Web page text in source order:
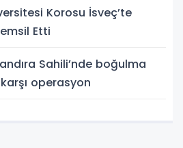
Korosu İsveç’te
Etti
Sahili’nde boğulma
operasyon